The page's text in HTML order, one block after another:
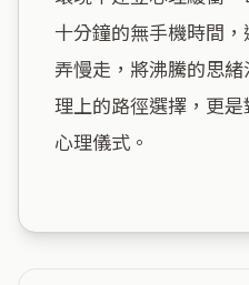
十分鐘的無手機時間
弄慢走，將沸騰的思
理上的路徑選擇，更
心理儀式。